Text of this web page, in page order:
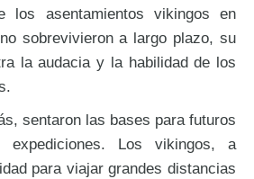
los asentamientos vikingos en
sobrevivieron a largo plazo, su
la audacia y la habilidad de los
sentaron las bases para futuros
expediciones. Los vikingos, a
para viajar grandes distancias